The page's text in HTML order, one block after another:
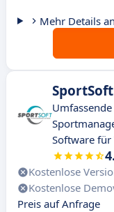
Mehr Details
SportSoft
Umfassende
Software für
Kostenlose
Kostenlose
Preis auf Anfrage